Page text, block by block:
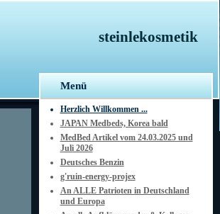
steinlekosmetik
Menü
Herzlich Willkommen ...
JAPAN Medbeds, Korea bald
MedBed Artikel vom 24.03.2025 und
Juli 2026
Deutsches Benzin
g'ruin-energy-projex
An ALLE Patrioten in Deutschland
und Europa